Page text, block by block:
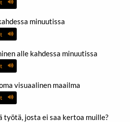
minuutissa
alle kahdessa minuutissa
visuaalinen maailma
työtä, josta ei saa kertoa muille?